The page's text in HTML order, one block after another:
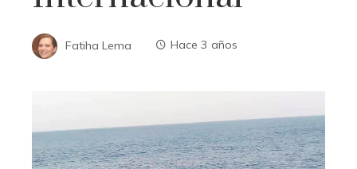
Fatiha Lema Hace 3 años